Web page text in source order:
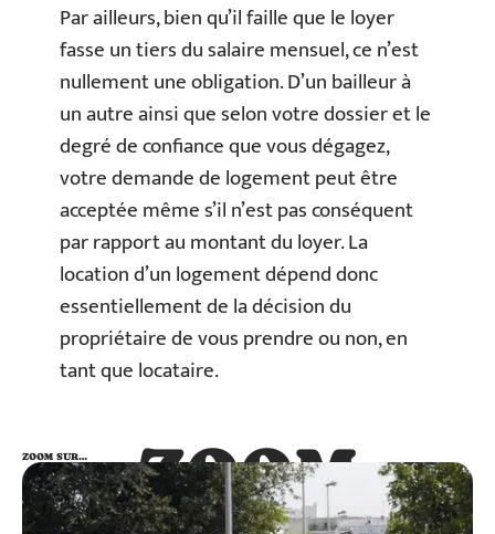
Par ailleurs, bien qu’il faille que le loyer
fasse un tiers du salaire mensuel, ce n’est
nullement une obligation. D’un bailleur à
un autre ainsi que selon votre dossier et le
degré de confiance que vous dégagez,
votre demande de logement peut être
acceptée même s’il n’est pas conséquent
par rapport au montant du loyer. La
location d’un logement dépend donc
essentiellement de la décision du
propriétaire de vous prendre ou non, en
tant que locataire.
ZOOM
SUR…
ZOOM SUR…